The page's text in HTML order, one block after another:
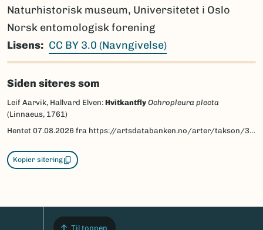
Naturhistorisk museum, Universitetet i Oslo
Norsk entomologisk forening
Lisens
CC BY 3.0 (Navngivelse)
Siden siteres som
Leif Aarvik, Hallvard Elven: Hvitkantfly Ochropleura plecta
(Linnaeus, 1761)
Hentet 07.08.2026 fra https://artsdatabanken.no/arter/takson/30933/beskrivelse
Kopier sitering
Til toppen